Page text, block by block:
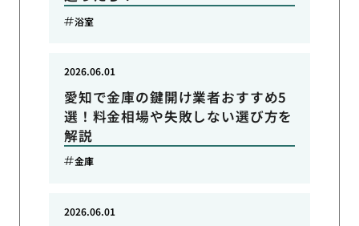
浴室
愛知で金庫の鍵開け業者おすすめ5
選！料金相場や失敗しない選び方を
解説
2026.06.01
金庫
2026.06.01